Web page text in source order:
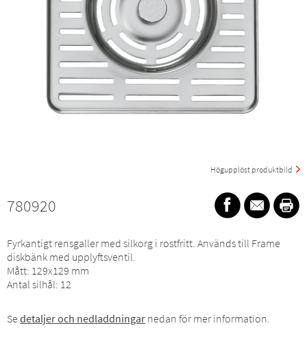
Högupplöst produktbild
780920
Fyrkantigt rensgaller med silkorg i rostfritt. Används till Frame
diskbänk med upplyftsventil.
Mått: 129x129 mm
Antal silhål: 12
Se detaljer och nedladdningar nedan för mer information.